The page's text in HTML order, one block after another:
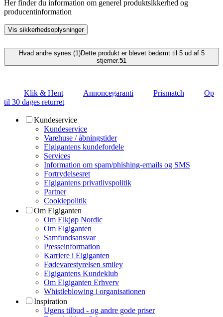
Her finder du information om generel produktsikkerhed og
producentinformation
Vis sikkerhedsoplysninger
Hvad andre synes (1)Dette produkt er blevet bedømt til 5 ud af 5
stjerner.51
Klik & Hent Annoncegaranti Prismatch
Op
til 30 dages returret
Kundeservice
Kundeservice
Varehuse / åbningstider
Elgigantens kundefordele
Services
Information om spam/phishing-emails og SMS
Fortrydelsesret
Elgigantens privatlivspolitik
Partner
Cookiepolitik
Om Elgiganten
Om Elkjøp Nordic
Om Elgiganten
Samfundsansvar
Presseinformation
Karriere i Elgiganten
Fødevarestyrelsen smiley
Elgigantens Kundeklub
Om Elgiganten Erhverv
Whistleblowing i organisationen
Inspiration
Ugens tilbud - og andre gode priser